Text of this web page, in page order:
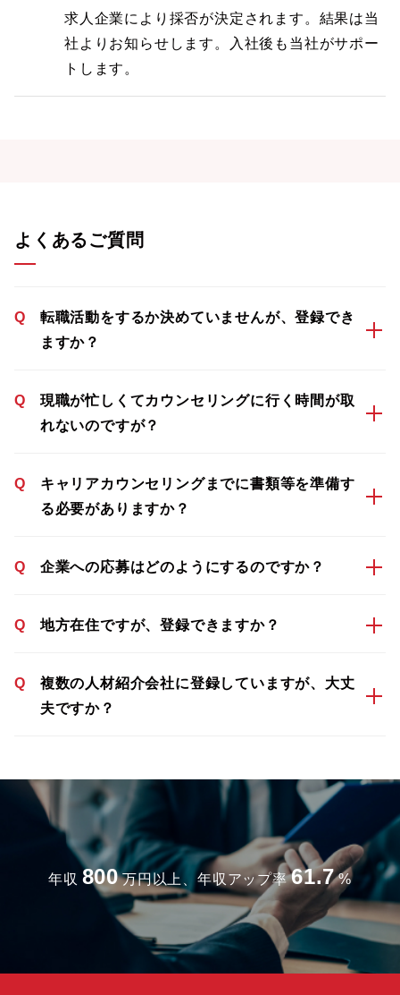
求人企業により採否が決定されます。結果は当
社よりお知らせします。入社後も当社がサポー
トします。
よくあるご質問
Q
転職活動をするか決めていませんが、登録でき
ますか？
Q
現職が忙しくてカウンセリングに行く時間が取
れないのですが？
Q
キャリアカウンセリングまでに書類等を準備す
る必要がありますか？
Q 企業への応募はどのようにするのですか？
Q 地方在住ですが、登録できますか？
Q
複数の人材紹介会社に登録していますが、大丈
夫ですか？
年収 800 万円以上、年収アップ率 61.7 %